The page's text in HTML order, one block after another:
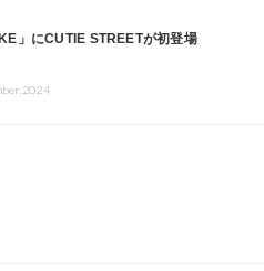
」にCUTIE STREETが初登場